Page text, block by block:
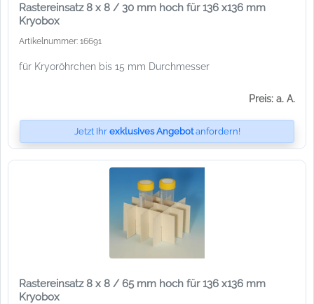
Rastereinsatz 8 x 8 / 30 mm hoch für 136 x136 mm
Kryobox
Artikelnummer: 16691
für Kryoröhrchen bis 15 mm Durchmesser
Preis: a. A.
Jetzt Ihr exklusives Angebotanfordern!
Rastereinsatz 8 x 8 / 65 mm hoch für 136 x136 mm
Kryobox